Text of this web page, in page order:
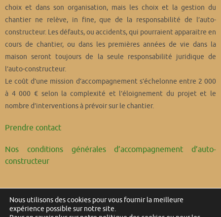
choix et dans son organisation, mais les choix et la gestion du
chantier ne relève, in fine, que de la responsabilité de l’auto-
constructeur. Les défauts, ou accidents, qui pourraient apparaitre en
cours de chantier, ou dans les premières années de vie dans la
maison seront toujours de la seule responsabilité juridique de
l’auto-constructeur.
Le coût d’une mission d’accompagnement s’échelonne entre 2 000
à 4 000 € selon la complexité et l’éloignement du projet et le
nombre d’interventions à prévoir sur le chantier.
Prendre contact
Nos conditions générales d’accompagnement d’auto-
constructeur
Nous utilisons des cookies pour vous fournir la meilleure
expérience possible sur notre site.